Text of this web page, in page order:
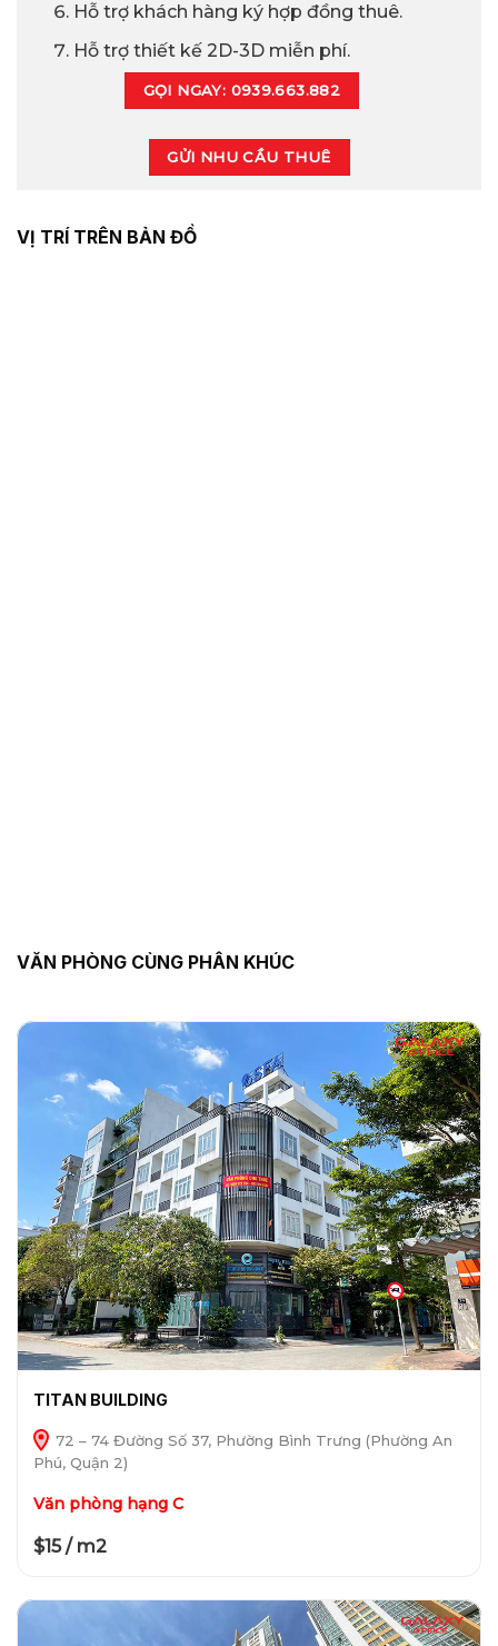
Hỗ trợ khách hàng ký hợp đồng thuê.
Hỗ trợ thiết kế 2D-3D miễn phí.
GỌI NGAY: 0939.663.882
GỬI NHU CẦU THUÊ
VỊ TRÍ TRÊN BẢN ĐỒ
VĂN PHÒNG CÙNG PHÂN KHÚC
TITAN BUILDING
72 – 74 Đường Số 37, Phường Bình Trưng (Phường An
Phú, Quận 2)
Văn phòng hạng C
$15 / m2